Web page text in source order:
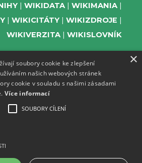
WIKIDATA
WIKIMANIA
WIKICITÁTY
WIKIZDROJE
WIKIVERZITA
WIKISLOVNÍK
PODPOŘTE NÁS
ODEBÍREJTE NEWSLETTER
TELEGRAM UDÁLOSTÍ WMČR
×
soubory cookie ke zlepšení
našich webových stránek
cookie v souladu s našimi zásadami
Více informací
SOUBORY CÍLENÍ